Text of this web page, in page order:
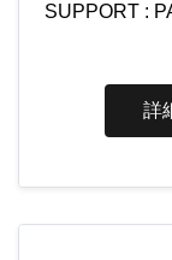
SUPPORT :
詳